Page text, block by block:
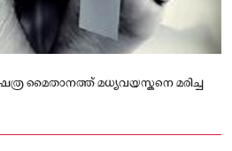
മൈതാനത്ത് മധ്യവയസ്കനെ മരിച്ച